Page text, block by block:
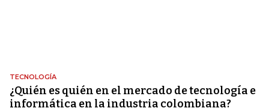
TECNOLOGÍA
¿Quién es quién en el mercado de tecnología e
informática en la industria colombiana?